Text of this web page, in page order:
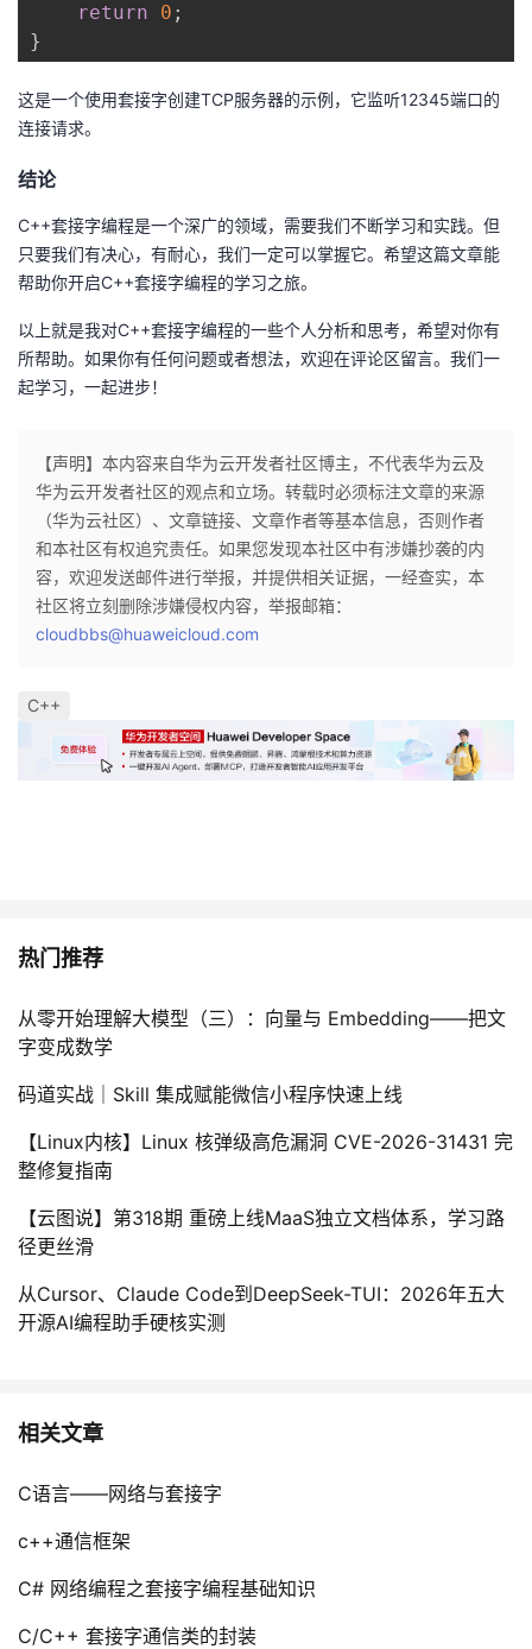
证
实
验
的
收
藏
持
建
议
return
0 ;
}
这是一个使用套接字创建TCP服务器的示例，它监听12345端口的
连接请求。
结论
C++套接字编程是一个深广的领域，需要我们不断学习和实践。但
只要我们有决心，有耐心，我们一定可以掌握它。希望这篇文章能
帮助你开启C++套接字编程的学习之旅。
以上就是我对C++套接字编程的一些个人分析和思考，希望对你有
所帮助。如果你有任何问题或者想法，欢迎在评论区留言。我们一
起学习，一起进步！
【声明】本内容来自华为云开发者社区博主，不代表华为云及
华为云开发者社区的观点和立场。转载时必须标注文章的来源
（华为云社区）、文章链接、文章作者等基本信息，否则作者
和本社区有权追究责任。如果您发现本社区中有涉嫌抄袭的内
容，欢迎发送邮件进行举报，并提供相关证据，一经查实，本
社区将立刻删除涉嫌侵权内容，举报邮箱：
cloudbbs@huaweicloud.com
C++
热门推荐
从零开始理解大模型（三）：向量与 Embedding——把文
字变成数学
码道实战｜Skill 集成赋能微信小程序快速上线
【Linux内核】Linux 核弹级高危漏洞 CVE-2026-31431 完
整修复指南
【云图说】第318期 重磅上线MaaS独立文档体系，学习路
径更丝滑
从Cursor、Claude Code到DeepSeek-TUI：2026年五大
开源AI编程助手硬核实测
相关文章
C语言——网络与套接字
c++通信框架
C# 网络编程之套接字编程基础知识
C/C++ 套接字通信类的封装